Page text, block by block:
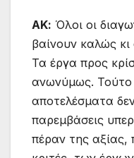
ΑΚ: Όλοι οι
βαίνουν καλώς
Τα έργα προς
ανωνύμως. Τούτο
αποτελέσματα
παρεμβάσεις
πέραν της αξίας,